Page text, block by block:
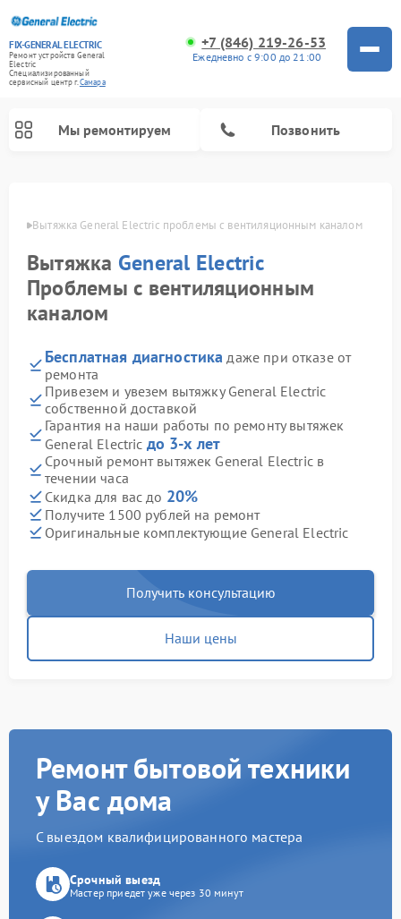
FIX-GENERAL ELECTRIC
Ремонт устройств General
Electric
Специализированный
cервисный центр г.Самара
+7 (846) 219-26-53
Ежедневно с 9:00 до 21:00
Мы ремонтируем Позвонить
Вытяжка General Electric проблемы с вентиляционным каналом
Вытяжка General Electric
Проблемы с вентиляционным
каналом
Бесплатная диагностика даже при отказе от
ремонта
Привезем и увезем вытяжку General Electric
собственной доставкой
Гарантия на наши работы по ремонту вытяжек
General Electric до 3-х лет
Срочный ремонт вытяжек General Electric в
течении часа
Скидка для вас до 20%
Получите 1500 рублей на ремонт
Оригинальные комплектующие General Electric
Получить консультацию
Наши цены
Ремонт бытовой техники
у Вас дома
С выездом квалифицированного мастера
Срочный выезд
Мастер приедет уже через 30 минут